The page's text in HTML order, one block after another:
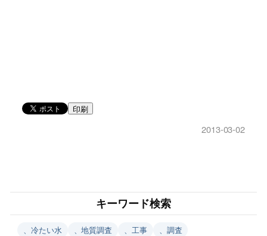
印刷
2013-03-02
キーワード検索
、冷たい水 、地質調査 、工事
、調査